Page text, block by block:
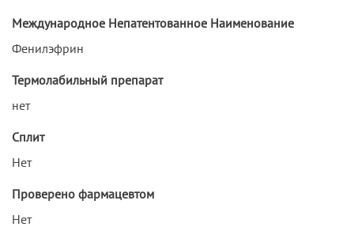
Международное Непатентованное Наименование
Фенилэфрин
Термолабильный препарат
нет
Сплит
Нет
Проверено фармацевтом
Нет